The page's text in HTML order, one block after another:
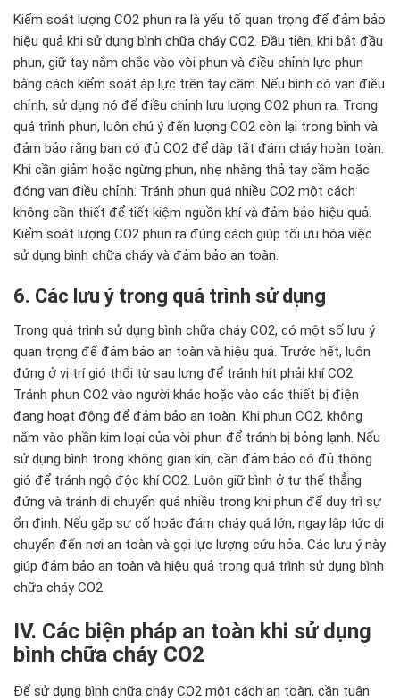
Kiểm soát lượng CO2 phun ra là yếu tố quan trọng để đảm bảo
hiệu quả khi sử dụng bình chữa cháy CO2. Đầu tiên, khi bắt đầu
phun, giữ tay nắm chắc vào vòi phun và điều chỉnh lực phun
bằng cách kiểm soát áp lực trên tay cầm. Nếu bình có van điều
chỉnh, sử dụng nó để điều chỉnh lưu lượng CO2 phun ra. Trong
quá trình phun, luôn chú ý đến lượng CO2 còn lại trong bình và
đảm bảo rằng bạn có đủ CO2 để dập tắt đám cháy hoàn toàn.
Khi cần giảm hoặc ngừng phun, nhẹ nhàng thả tay cầm hoặc
đóng van điều chỉnh. Tránh phun quá nhiều CO2 một cách
không cần thiết để tiết kiệm nguồn khí và đảm bảo hiệu quả.
Kiểm soát lượng CO2 phun ra đúng cách giúp tối ưu hóa việc
sử dụng bình chữa cháy và đảm bảo an toàn.
6. Các lưu ý trong quá trình sử dụng
Trong quá trình sử dụng bình chữa cháy CO2, có một số lưu ý
quan trọng để đảm bảo an toàn và hiệu quả. Trước hết, luôn
đứng ở vị trí gió thổi từ sau lưng để tránh hít phải khí CO2.
Tránh phun CO2 vào người khác hoặc vào các thiết bị điện
đang hoạt động để đảm bảo an toàn. Khi phun CO2, không
nắm vào phần kim loại của vòi phun để tránh bị bỏng lạnh. Nếu
sử dụng bình trong không gian kín, cần đảm bảo có đủ thông
gió để tránh ngộ độc khí CO2. Luôn giữ bình ở tư thế thẳng
đứng và tránh di chuyển quá nhiều trong khi phun để duy trì sự
ổn định. Nếu gặp sự cố hoặc đám cháy quá lớn, ngay lập tức di
chuyển đến nơi an toàn và gọi lực lượng cứu hỏa. Các lưu ý này
giúp đảm bảo an toàn và hiệu quả trong quá trình sử dụng bình
chữa cháy CO2.
IV. Các biện pháp an toàn khi sử dụng
bình chữa cháy CO2
Để sử dụng bình chữa cháy CO2 một cách an toàn, cần tuân